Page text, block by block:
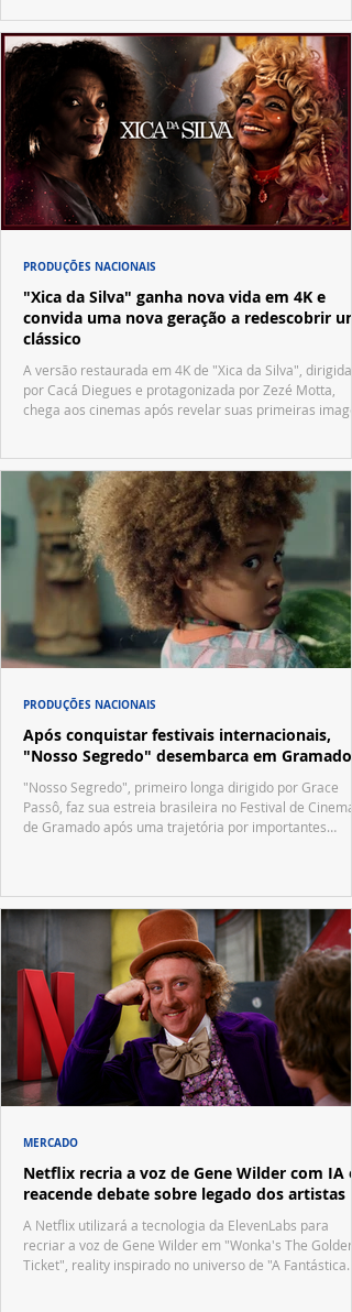
"Xica da Silva" ganha nova vida em 4K e
convida uma nova geração a redescobrir um
clássico
A versão restaurada em 4K de "Xica da Silva", dirigida
por Cacá Diegues e protagonizada por Zezé Motta,
chega aos cinemas após revelar suas primeiras
PRODUÇÕES NACIONAIS
Após conquistar festivais internacionais,
"Nosso Segredo" desembarca em Gramado
"Nosso Segredo", primeiro longa dirigido por Grace
Passô, faz sua estreia brasileira no Festival de Cinema
de Gramado após uma trajetória por importantes
PRODUÇÕES NACIONAIS
Netflix recria a voz de Gene Wilder com IA e
reacende debate sobre legado dos artistas
A Netflix utilizará a tecnologia da ElevenLabs para
recriar a voz de Gene Wilder em "Wonka's The Golden
Ticket", reality inspirado no universo de "A Fantástica
MERCADO